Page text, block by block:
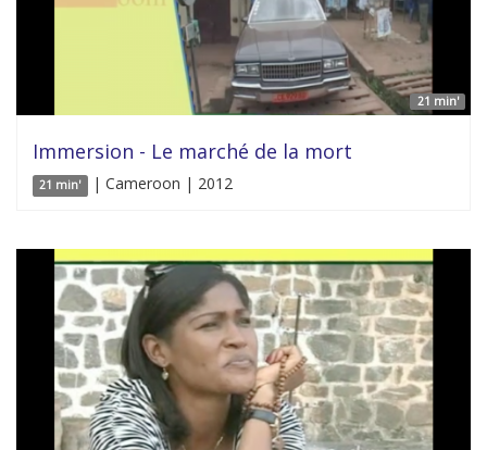
21 min'
Immersion - Le marché de la mort
21 min' | Cameroon | 2012